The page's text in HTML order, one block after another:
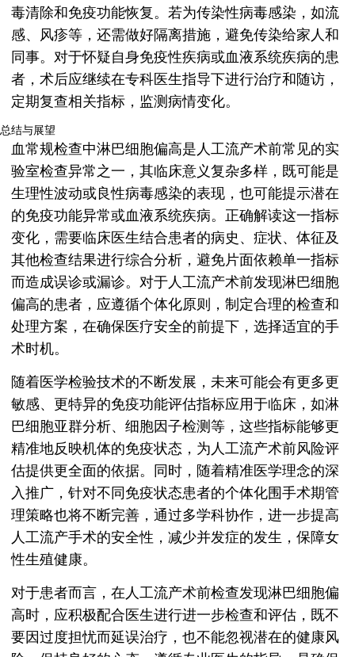
毒清除和免疫功能恢复。若为传染性病毒感染，如流
感、风疹等，还需做好隔离措施，避免传染给家人和
同事。对于怀疑自身免疫性疾病或血液系统疾病的患
者，术后应继续在专科医生指导下进行治疗和随访，
定期复查相关指标，监测病情变化。
总结与展望
血常规检查中淋巴细胞偏高是人工流产术前常见的实
验室检查异常之一，其临床意义复杂多样，既可能是
生理性波动或良性病毒感染的表现，也可能提示潜在
的免疫功能异常或血液系统疾病。正确解读这一指标
变化，需要临床医生结合患者的病史、症状、体征及
其他检查结果进行综合分析，避免片面依赖单一指标
而造成误诊或漏诊。对于人工流产术前发现淋巴细胞
偏高的患者，应遵循个体化原则，制定合理的检查和
处理方案，在确保医疗安全的前提下，选择适宜的手
术时机。
随着医学检验技术的不断发展，未来可能会有更多更
敏感、更特异的免疫功能评估指标应用于临床，如淋
巴细胞亚群分析、细胞因子检测等，这些指标能够更
精准地反映机体的免疫状态，为人工流产术前风险评
估提供更全面的依据。同时，随着精准医学理念的深
入推广，针对不同免疫状态患者的个体化围手术期管
理策略也将不断完善，通过多学科协作，进一步提高
人工流产手术的安全性，减少并发症的发生，保障女
性生殖健康。
对于患者而言，在人工流产术前检查发现淋巴细胞偏
高时，应积极配合医生进行进一步检查和评估，既不
要因过度担忧而延误治疗，也不能忽视潜在的健康风